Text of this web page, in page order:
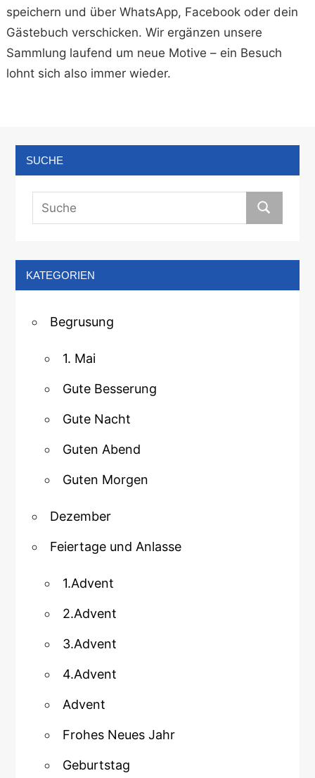
speichern und über WhatsApp, Facebook oder dein
Gästebuch verschicken. Wir ergänzen unsere
Sammlung laufend um neue Motive – ein Besuch
lohnt sich also immer wieder.
SUCHE
KATEGORIEN
Begrusung
1. Mai
Gute Besserung
Gute Nacht
Guten Abend
Guten Morgen
Dezember
Feiertage und Anlasse
1.Advent
2.Advent
3.Advent
4.Advent
Advent
Frohes Neues Jahr
Geburtstag